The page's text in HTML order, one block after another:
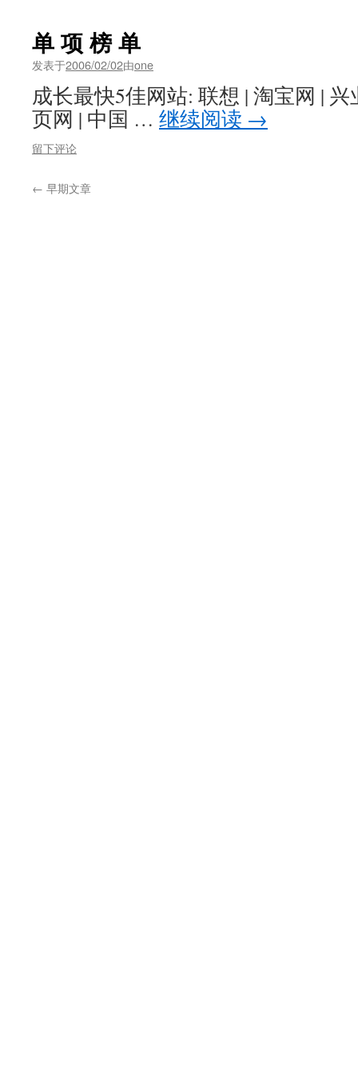
单 项 榜 单
发表于2006/02/02由one
成长最快5佳网站: 联想 | 淘宝网 |
页网 | 中国 … 继续阅读 →
留下评论
← 早期文章